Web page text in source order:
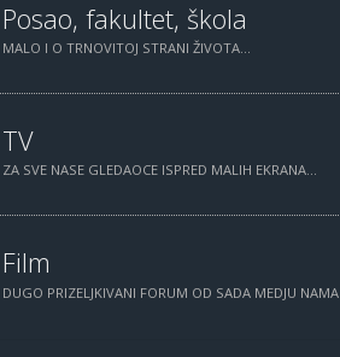
Posao, fakultet, škola
MALO I O TRNOVITOJ STRANI ŽIVOTA...
TV
ZA SVE NASE GLEDAOCE ISPRED MALIH EKRANA...
Film
DUGO PRIZELJKIVANI FORUM OD SADA MEDJU